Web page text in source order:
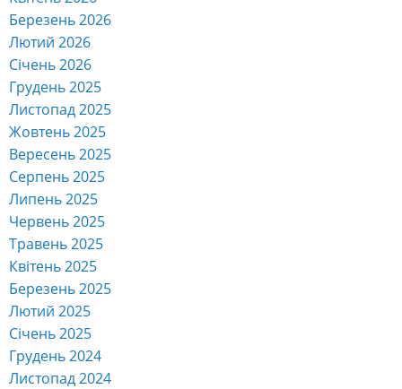
Березень 2026
Лютий 2026
Січень 2026
Грудень 2025
Листопад 2025
Жовтень 2025
Вересень 2025
Серпень 2025
Липень 2025
Червень 2025
Травень 2025
Квітень 2025
Березень 2025
Лютий 2025
Січень 2025
Грудень 2024
Листопад 2024